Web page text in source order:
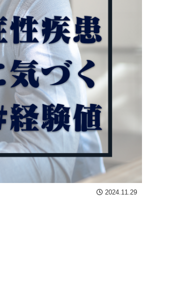
2024.11.29